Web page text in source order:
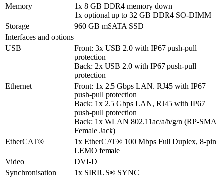
Memory
1x 8 GB DDR4 memory down
1x optional up to 32 GB DDR4 SO-DIMM
Storage
960 GB mSATA SSD
Interfaces and options
USB
Front: 3x USB 2.0 with IP67 push-pull
protection
Back: 2x USB 2.0 with IP67 push-pull
protection
Ethernet
Front: 1x 2.5 Gbps LAN, RJ45 with IP67
push-pull protection
Back: 1x 2.5 Gbps LAN, RJ45 with IP67
push-pull protection
Back: 1x WLAN 802.11ac/a/b/g/n (RP-SMA
Female Jack)
EtherCAT®
1x EtherCAT® 100 Mbps Full Duplex, 8-pin
LEMO female
Video
DVI-D
Synchronisation
1x SIRIUS® SYNC